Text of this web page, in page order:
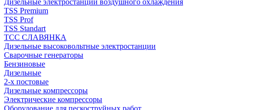
Дизельные электростанции воздушного охлаждения
TSS Premium
TSS Prof
TSS Standart
ТСС СЛАВЯНКА
Дизельные высоковольтные электростанции
Сварочные генераторы
Бензиновые
Дизельные
2-х постовые
Дизельные компрессоры
Электрические компрессоры
Оборудование для пескоструйных работ